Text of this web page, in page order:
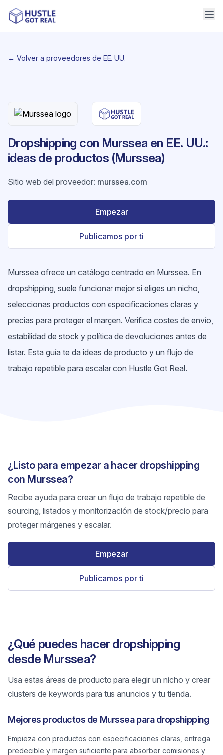
← Volver a proveedores de EE. UU.
Dropshipping con Murssea en EE. UU.:
ideas de productos (Murssea)
Sitio web del proveedor: murssea.com
Empezar
Publicamos por ti
Murssea ofrece un catálogo centrado en Murssea. En
dropshipping, suele funcionar mejor si eliges un nicho,
seleccionas productos con especificaciones claras y
precias para proteger el margen. Verifica costes de envío,
estabilidad de stock y política de devoluciones antes de
listar. Esta guía te da ideas de producto y un flujo de
trabajo repetible para escalar con Hustle Got Real.
¿Listo para empezar a hacer dropshipping
con Murssea?
Recibe ayuda para crear un flujo de trabajo repetible de
sourcing, listados y monitorización de stock/precio para
proteger márgenes y escalar.
Empezar
Publicamos por ti
¿Qué puedes hacer dropshipping
desde Murssea?
Usa estas áreas de producto para elegir un nicho y crear
clusters de keywords para tus anuncios y tu tienda.
Mejores productos de Murssea para dropshipping
Empieza con productos con especificaciones claras, entrega
predecible y margen suficiente para absorber comisiones y